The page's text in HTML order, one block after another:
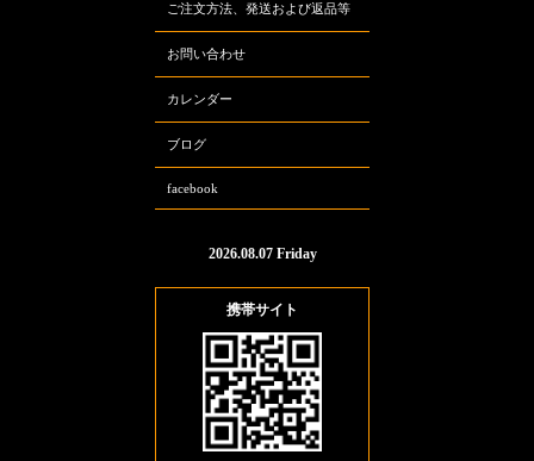
ご注文方法、発送および返品等
お問い合わせ
カレンダー
ブログ
facebook
2026.08.07 Friday
携帯サイト